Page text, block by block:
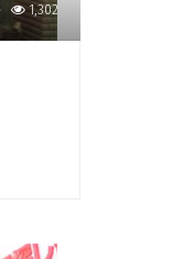
1,302